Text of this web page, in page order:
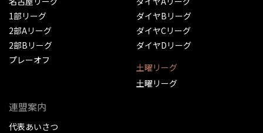
1部リーグ
2部Aリーグ
2部Bリーグ
プレーオフ
ダイヤBリーグ
ダイヤCリーグ
ダイヤDリーグ
土曜リーグ
土曜リーグ
連盟案内
代表あいさつ